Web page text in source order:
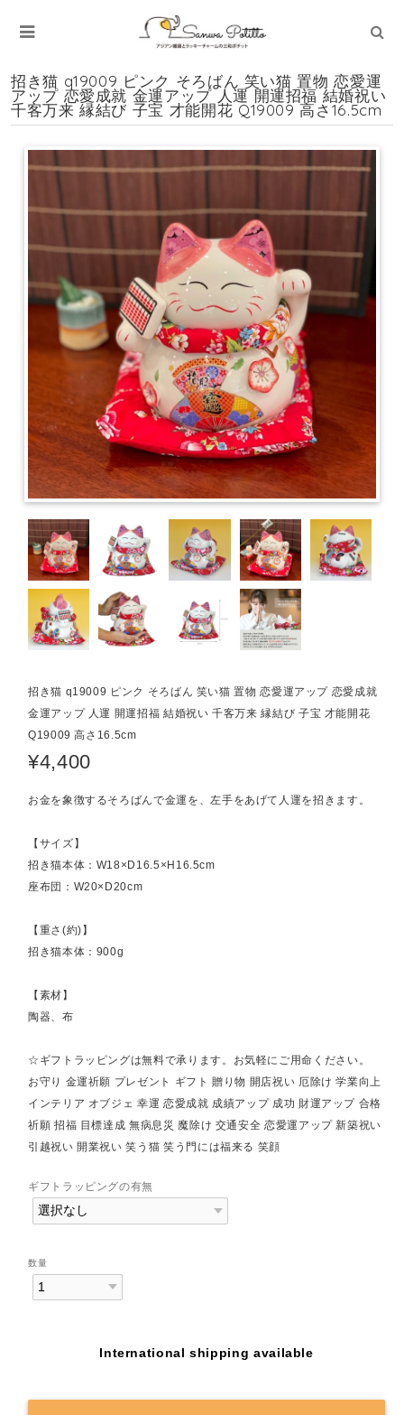
招き猫 q19009 ピンク そろばん 笑い猫 置物 恋愛運
アップ 恋愛成就 金運アップ 人運 開運招福 結婚祝い
千客万来 縁結び 子宝 才能開花 Q19009 高さ16.5cm
招き猫 q19009 ピンク そろばん 笑い猫 置物 恋愛運アップ 恋愛成就
金運アップ 人運 開運招福 結婚祝い 千客万来 縁結び 子宝 才能開花
Q19009 高さ16.5cm
¥4,400
お金を象徴するそろばんで金運を、左手をあげて人運を招きます。
【サイズ】
招き猫本体：W18×D16.5×H16.5cm
座布団：W20×D20cm
【重さ(約)】
招き猫本体：900g
【素材】
陶器、布
☆ギフトラッピングは無料で承ります。お気軽にご用命ください。
お守り 金運祈願 プレゼント ギフト 贈り物 開店祝い 厄除け 学業向上
インテリア オブジェ 幸運 恋愛成就 成績アップ 成功 財運アップ 合格
祈願 招福 目標達成 無病息災 魔除け 交通安全 恋愛運アップ 新築祝い
引越祝い 開業祝い 笑う猫 笑う門には福来る 笑顔
ギフトラッピングの有無
数量
International shipping available